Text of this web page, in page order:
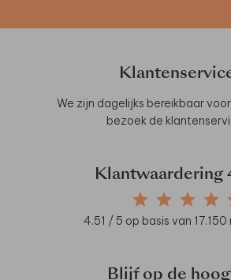
We zijn dagelijks bereikbaar
bezoek de
Klantwaardering
4.51 / 5 op basis van 17.150
Blijf op de